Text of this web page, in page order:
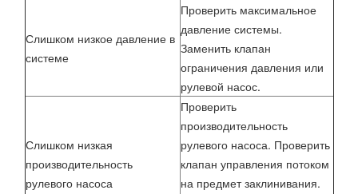
Слишком низкое давление в
системе
Проверить максимальное
давление системы.
Заменить клапан
ограничения давления или
рулевой насос.
Слишком низкая
производительность
рулевого насоса
Проверить
производительность
рулевого насоса. Проверить
клапан управления потоком
на предмет заклинивания.